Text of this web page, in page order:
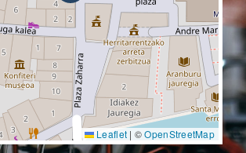
Leaflet | ©OpenStreetMap